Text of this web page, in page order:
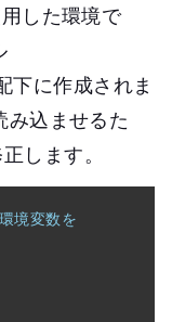
した環境で
下に作成されま
み込ませるた
します。
境変数を